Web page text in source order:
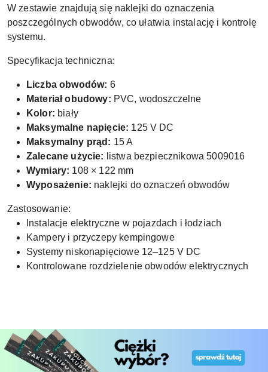
W zestawie znajdują się naklejki do oznaczenia
poszczególnych obwodów, co ułatwia instalację i kontrolę
systemu.
Specyfikacja techniczna:
Liczba obwodów: 6
Materiał obudowy: PVC, wodoszczelne
Kolor: biały
Maksymalne napięcie: 125 V DC
Maksymalny prąd: 15 A
Zalecane użycie: listwa bezpiecznikowa 5009016
Wymiary: 108 × 122 mm
Wyposażenie: naklejki do oznaczeń obwodów
Zastosowanie:
Instalacje elektryczne w pojazdach i łodziach
Kampery i przyczepy kempingowe
Systemy niskonapięciowe 12–125 V DC
Kontrolowane rozdzielenie obwodów elektrycznych